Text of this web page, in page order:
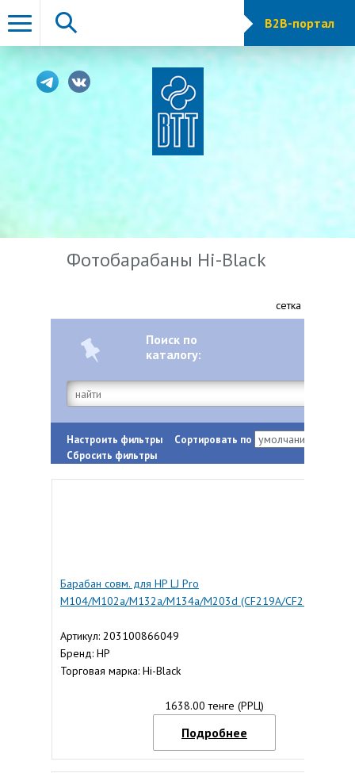
B2B-портал
Фотобарабаны Hi-Black
сетка показа
Поиск по
каталогу:
Настроить фильтры Сортировать по
Сбросить фильтры
Барабан совм. для HP LJ Pro
M104/M102a/M132a/M134a/M203d (CF219A/CF232A/
Артикул: 203100866049
Бренд: HP
Торговая марка: Hi-Black
1638.00 тенге (РРЦ)
Подробнее